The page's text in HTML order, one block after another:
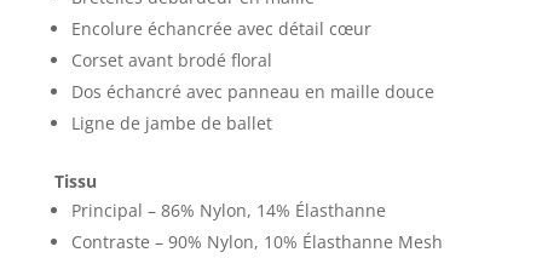
Encolure échancrée avec détail cœur
Corset avant brodé floral
Dos échancré avec panneau en maille douce
Ligne de jambe de ballet
Tissu
Principal – 86% Nylon, 14% Élasthanne
Contraste – 90% Nylon, 10% Élasthanne Mesh